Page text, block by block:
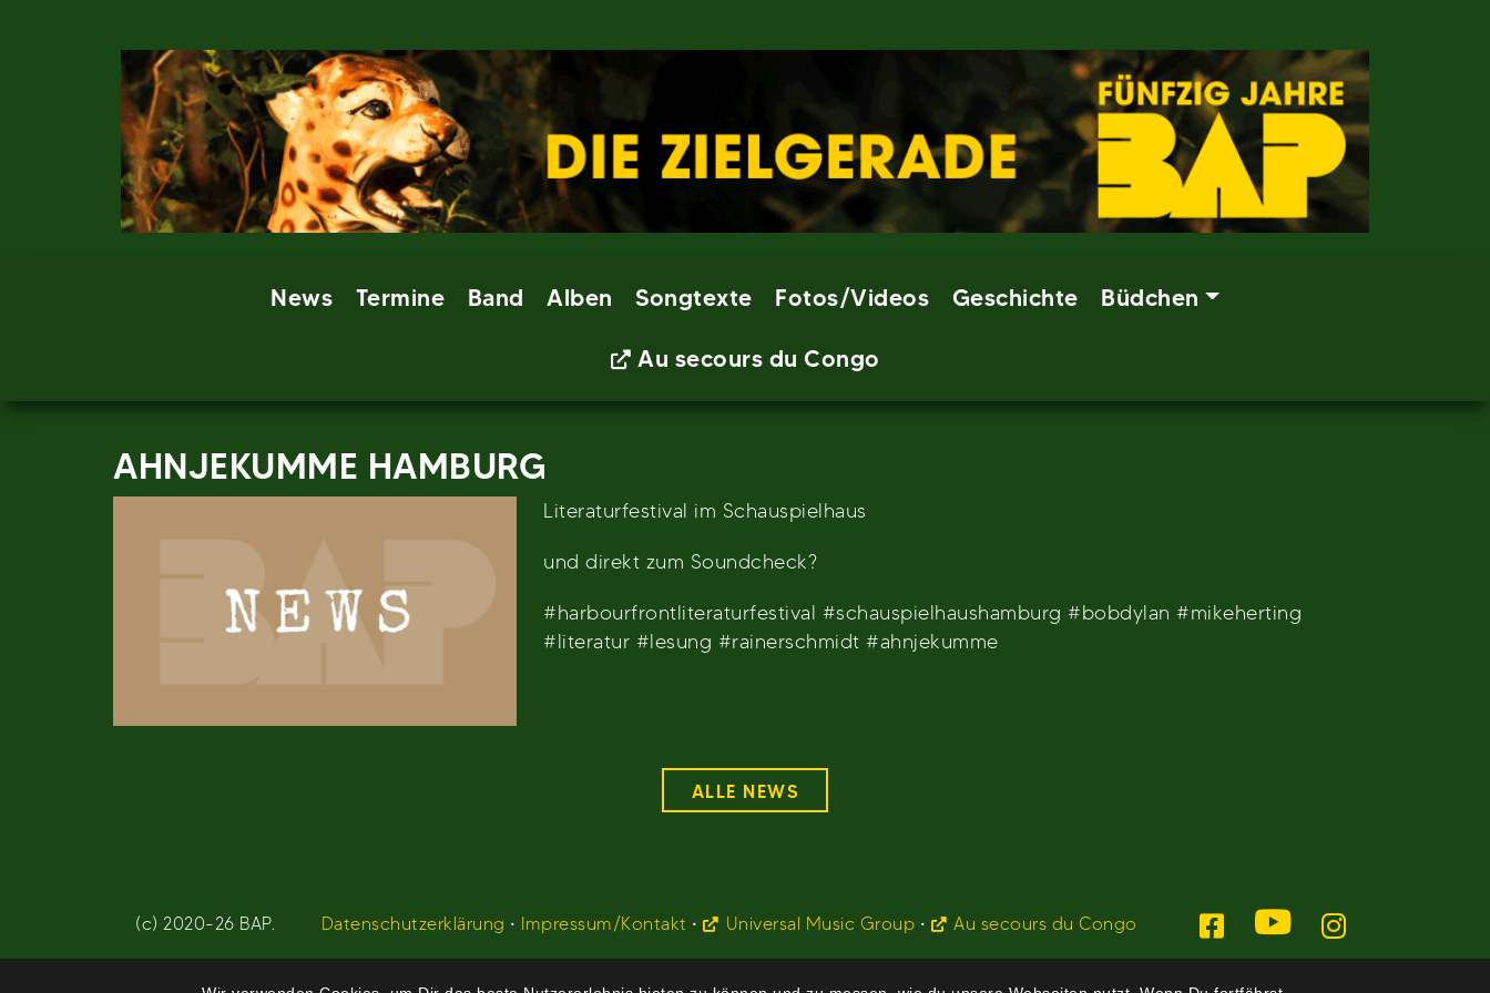
News Termine Band Alben Songtexte Fotos/Videos Geschichte Büdchen
Au secours du Congo
AHNJEKUMME HAMBURG
Literaturfestival im Schauspielhaus
und direkt zum Soundcheck?
#harbourfrontliteraturfestival #schauspielhaushamburg #bobdylan #mikeherting
#literatur #lesung #rainerschmidt #ahnjekumme
ALLE NEWS
(c) 2020-26 BAP. Datenschutzerklärung • Impressum/Kontakt • Universal Music Group • Au secours du Congo